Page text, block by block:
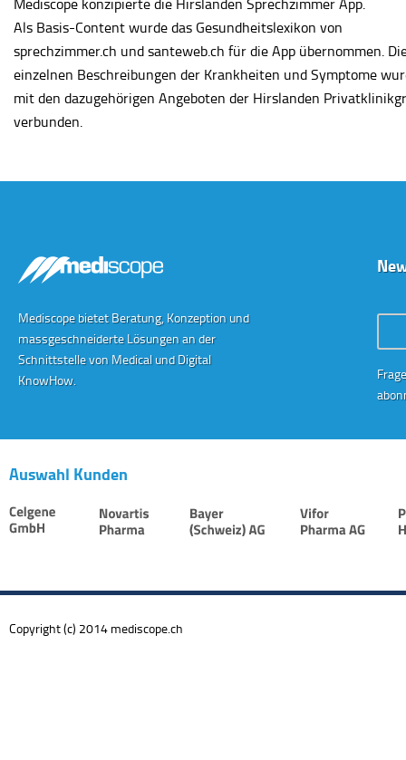
Als Basis-Content wurde das Gesundheitslexikon von
sprechzimmer.ch und santeweb.ch für die App übernommen.
einzelnen Beschreibungen der Krankheiten und Symptome
mit den dazugehörigen Angeboten der Hirslanden
verbunden.
Mediscope bietet Beratung, Konzeption und
massgeschneiderte Lösungen an der
Schnittstelle von Medical und Digital
KnowHow.
Auswahl Kunden
Copyright (c) 2014 mediscope.ch